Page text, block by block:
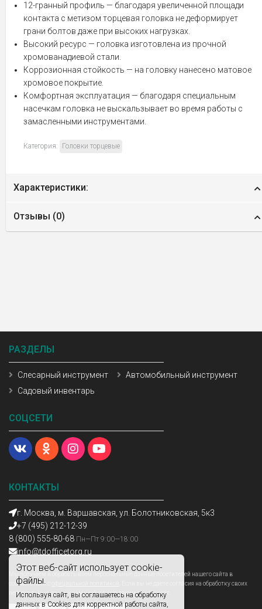
Этот веб-сайт использует cookie-
файлы.
Используя сайт, вы соглашаетесь на обработку
данных в Cookies для корректной работы сайта,
12-гранный профиль — благодаря увеличенной площади
контакта с метизом торцевая головка не деформирует
грани болтов даже при высоких нагрузках.
Высокий ресурс — головка изготовлена из прочной
хромованадиевой стали.
Коррозионная стойкость — на головку нанесено матовое
хромовое покрытие.
Комфортная эксплуатация — благодаря специальным
насечкам головка не выскальзывает во время работы с
замасленными инструментами.
Категория: Головки торцевые
Характеристики:
Отзывы (0)
КОНТАКТЫ
г. Москва, м. Варшавская, ул. Болотниковская, 5к3
+7 (495) 212-12-39
8 (800) 555-80-68 Пн—Пт 9:00—18:00
info@tdofficetorg.ru
Мы получаем и обрабатываем персональные данные посетителей нашего сайта в
соответствии с
. Если вы не даете согласия на обработку своих
персональных данных,вам необходимо покинуть наш сайт.
РАЗДЕЛЫ
Слесарный инструмент
Автомобильный инструмент
Садовый инвентарь
СОЦСЕТИ